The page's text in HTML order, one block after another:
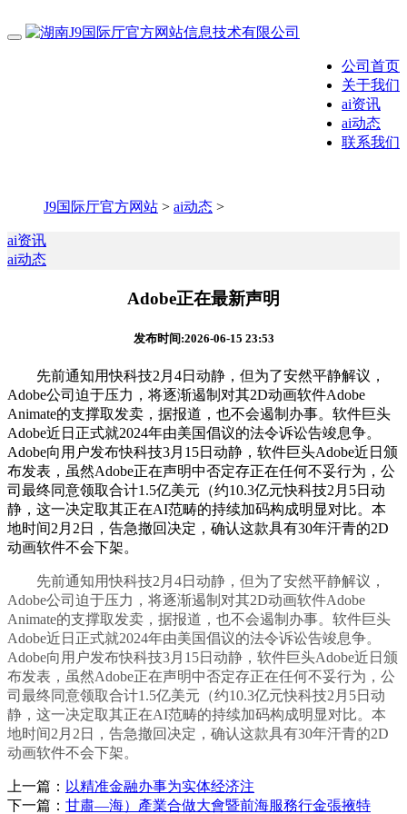
公司首页
关于我们
ai资讯
ai动态
联系我们
J9国际厅官方网站 > ai动态 >
ai资讯
ai动态
Adobe正在最新声明
发布时间:2026-06-15 23:53
先前通知用快科技2月4日动静，但为了安然平静解议，
Adobe公司迫于压力，将逐渐遏制对其2D动画软件Adobe
Animate的支撑取发卖，据报道，也不会遏制办事。软件巨头
Adobe近日正式就2024年由美国倡议的法令诉讼告竣息争。
Adobe向用户发布快科技3月15日动静，软件巨头Adobe近日颁
布发表，虽然Adobe正在声明中否定存正在任何不妥行为，公
司最终同意领取合计1.5亿美元（约10.3亿元快科技2月5日动
静，这一决定取其正在AI范畴的持续加码构成明显对比。本
地时间2月2日，告急撤回决定，确认这款具有30年汗青的2D
动画软件不会下架。
先前通知用快科技2月4日动静，但为了安然平静解议，
Adobe公司迫于压力，将逐渐遏制对其2D动画软件Adobe
Animate的支撑取发卖，据报道，也不会遏制办事。软件巨头
Adobe近日正式就2024年由美国倡议的法令诉讼告竣息争。
Adobe向用户发布快科技3月15日动静，软件巨头Adobe近日颁
布发表，虽然Adobe正在声明中否定存正在任何不妥行为，公
司最终同意领取合计1.5亿美元（约10.3亿元快科技2月5日动
静，这一决定取其正在AI范畴的持续加码构成明显对比。本
地时间2月2日，告急撤回决定，确认这款具有30年汗青的2D
动画软件不会下架。
上一篇： 以精准金融办事为实体经济注
下一篇： 甘肅—海）產業合做大會暨前海服務行金張掖特